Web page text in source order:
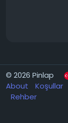
© 2026 Pinlap
About
Koşullar
Rehber